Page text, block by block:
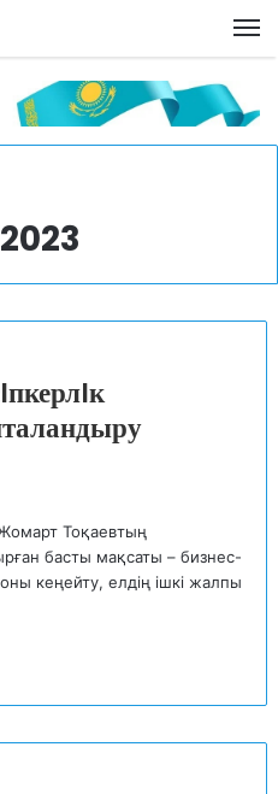
Тоқаевтың
басты мақсаты – бизнес-
кеңейту, елдің ішкі жалпы